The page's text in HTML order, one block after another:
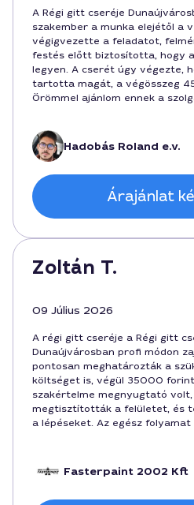
A Régi gitt cseréje
szakember a munka elejétől a
végigvezette a feladatot,
festés előtt biztosította, hogy
legyen. A cserét úgy végezte,
tartotta magát, a végösszeg
Örömmel ajánlom ennek a
Hadobás Roland e.v.
Árajánlat
Zoltán T.
09 Július 2026
A régi gitt cseréje a Régi gitt
Dunaújvárosban profi módon
pontosan meghatározták a
költséget is, végül 35000
szakértelme megnyugtató
megtisztították a felületet, és
a lépéseket. Az egész
Fasterpaint 2002 Kft